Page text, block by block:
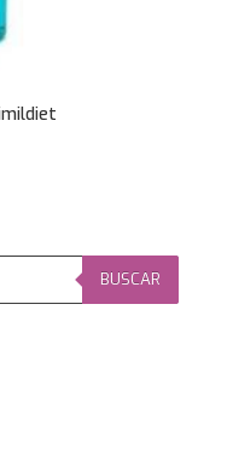
BUSCAR